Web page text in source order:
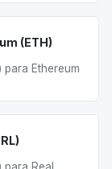
(ETH)
Ethereum